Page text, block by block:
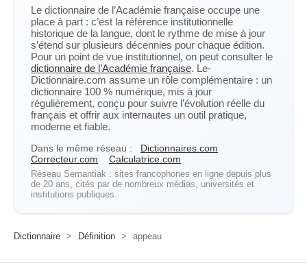
Le dictionnaire de l’Académie française occupe une
place à part : c’est la référence institutionnelle
historique de la langue, dont le rythme de mise à jour
s’étend sur plusieurs décennies pour chaque édition.
Pour un point de vue institutionnel, on peut consulter le
dictionnaire de l’Académie française. Le-
Dictionnaire.com assume un rôle complémentaire : un
dictionnaire 100 % numérique, mis à jour
régulièrement, conçu pour suivre l’évolution réelle du
français et offrir aux internautes un outil pratique,
moderne et fiable.
Dans le même réseau :
Dictionnaires.com
Correcteur.com
Calculatrice.com
Réseau Semantiak : sites francophones en ligne depuis plus
de 20 ans, cités par de nombreux médias, universités et
institutions publiques.
Dictionnaire > Définition > appeau